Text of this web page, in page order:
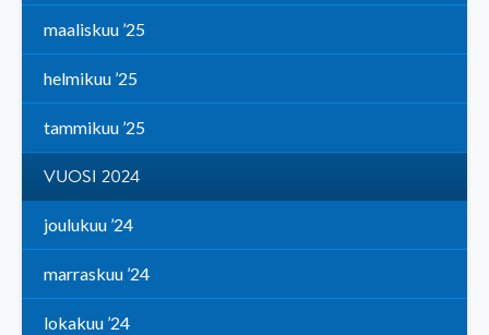
maaliskuu ’25
helmikuu ’25
tammikuu ’25
VUOSI 2024
joulukuu ’24
marraskuu ’24
lokakuu ’24